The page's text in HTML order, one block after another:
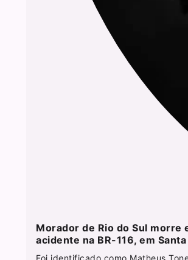
Morador de Rio do Sul morre
acidente na BR-116, em
Foi identificado como Matheus